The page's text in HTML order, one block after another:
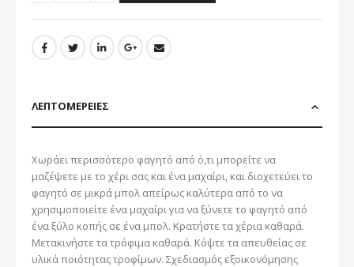
ΛΕΠΤΟΜΈΡΕΙΕΣ
Χωράει περισσότερο φαγητό από ό,τι μπορείτε να
μαζέψετε με το χέρι σας και ένα μαχαίρι, και διοχετεύει το
φαγητό σε μικρά μπολ απείρως καλύτερα από το να
χρησιμοποιείτε ένα μαχαίρι για να ξύνετε το φαγητό από
ένα ξύλο κοπής σε ένα μπολ. Κρατήστε τα χέρια καθαρά.
Μετακινήστε τα τρόφιμα καθαρά. Κόψτε τα απευθείας σε
υλικά ποιότητας τροφίμων. Σχεδιασμός εξοικονόμησης